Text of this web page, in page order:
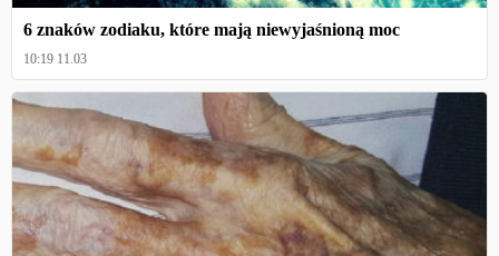
6 znaków zodiaku, które mają niewyjaśnioną moc
10:19 11.03